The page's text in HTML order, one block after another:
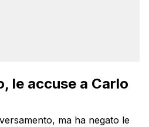
le accuse a Carlo
ma ha negato le